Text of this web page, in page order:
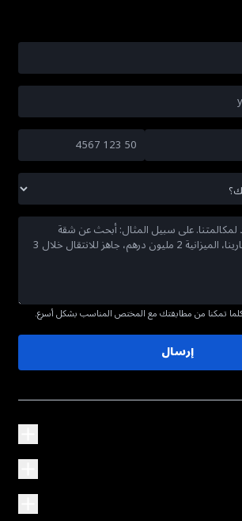
تمكنا من مطابقتك مع المختص المناسب بشكل أسرع.
إرسال